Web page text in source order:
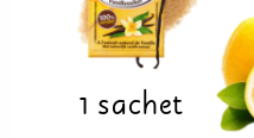
1 sachet